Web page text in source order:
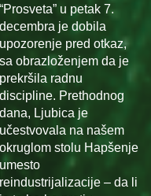
“Prosveta” u petak 7.
decembra je dobila
upozorenje pred otkaz,
sa obrazloženjem da je
prekršila radnu
discipline. Prethodnog
dana, Ljubica je
učestvovala na našem
okruglom stolu Hapšenje
umesto
reindustrijalizacije – da li